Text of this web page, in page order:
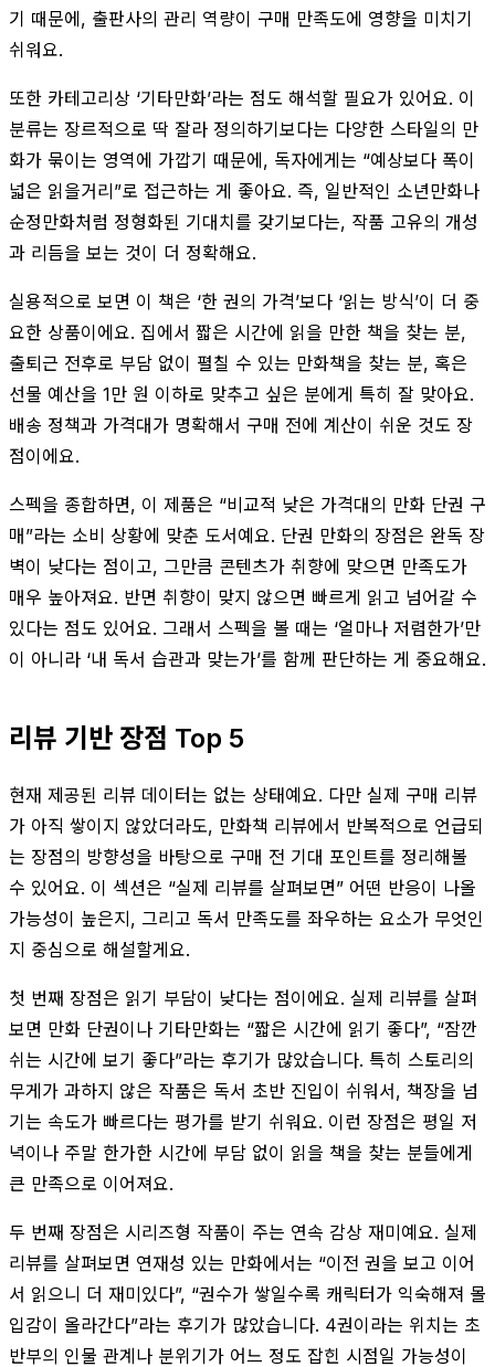
기 때문에, 출판사의 관리 역량이 구매 만족도에 영향을 미치기
쉬워요.
또한 카테고리상 ‘기타만화’라는 점도 해석할 필요가 있어요. 이
분류는 장르적으로 딱 잘라 정의하기보다는 다양한 스타일의 만
화가 묶이는 영역에 가깝기 때문에, 독자에게는 “예상보다 폭이
넓은 읽을거리”로 접근하는 게 좋아요. 즉, 일반적인 소년만화나
순정만화처럼 정형화된 기대치를 갖기보다는, 작품 고유의 개성
과 리듬을 보는 것이 더 정확해요.
실용적으로 보면 이 책은 ‘한 권의 가격’보다 ‘읽는 방식’이 더 중
요한 상품이에요. 집에서 짧은 시간에 읽을 만한 책을 찾는 분,
출퇴근 전후로 부담 없이 펼칠 수 있는 만화책을 찾는 분, 혹은
선물 예산을 1만 원 이하로 맞추고 싶은 분에게 특히 잘 맞아요.
배송 정책과 가격대가 명확해서 구매 전에 계산이 쉬운 것도 장
점이에요.
스펙을 종합하면, 이 제품은 “비교적 낮은 가격대의 만화 단권 구
매”라는 소비 상황에 맞춘 도서예요. 단권 만화의 장점은 완독 장
벽이 낮다는 점이고, 그만큼 콘텐츠가 취향에 맞으면 만족도가
매우 높아져요. 반면 취향이 맞지 않으면 빠르게 읽고 넘어갈 수
있다는 점도 있어요. 그래서 스펙을 볼 때는 ‘얼마나 저렴한가’만
이 아니라 ‘내 독서 습관과 맞는가’를 함께 판단하는 게 중요해요.
리뷰 기반 장점 Top 5
현재 제공된 리뷰 데이터는 없는 상태예요. 다만 실제 구매 리뷰
가 아직 쌓이지 않았더라도, 만화책 리뷰에서 반복적으로 언급되
는 장점의 방향성을 바탕으로 구매 전 기대 포인트를 정리해볼
수 있어요. 이 섹션은 “실제 리뷰를 살펴보면” 어떤 반응이 나올
가능성이 높은지, 그리고 독서 만족도를 좌우하는 요소가 무엇인
지 중심으로 해설할게요.
첫 번째 장점은 읽기 부담이 낮다는 점이에요. 실제 리뷰를 살펴
보면 만화 단권이나 기타만화는 “짧은 시간에 읽기 좋다”, “잠깐
쉬는 시간에 보기 좋다”라는 후기가 많았습니다. 특히 스토리의
무게가 과하지 않은 작품은 독서 초반 진입이 쉬워서, 책장을 넘
기는 속도가 빠르다는 평가를 받기 쉬워요. 이런 장점은 평일 저
녁이나 주말 한가한 시간에 부담 없이 읽을 책을 찾는 분들에게
큰 만족으로 이어져요.
두 번째 장점은 시리즈형 작품이 주는 연속 감상 재미예요. 실제
리뷰를 살펴보면 연재성 있는 만화에서는 “이전 권을 보고 이어
서 읽으니 더 재미있다”, “권수가 쌓일수록 캐릭터가 익숙해져 몰
입감이 올라간다”라는 후기가 많았습니다. 4권이라는 위치는 초
반부의 인물 관계나 분위기가 어느 정도 잡힌 시점일 가능성이